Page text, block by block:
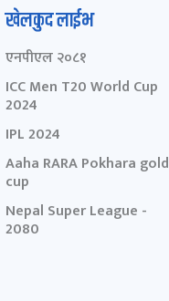
खेलकुद लाईभ
एनपीएल २०८१
ICC Men T20 World Cup
2024
IPL 2024
Aaha RARA Pokhara gold
cup
Nepal Super League -
2080